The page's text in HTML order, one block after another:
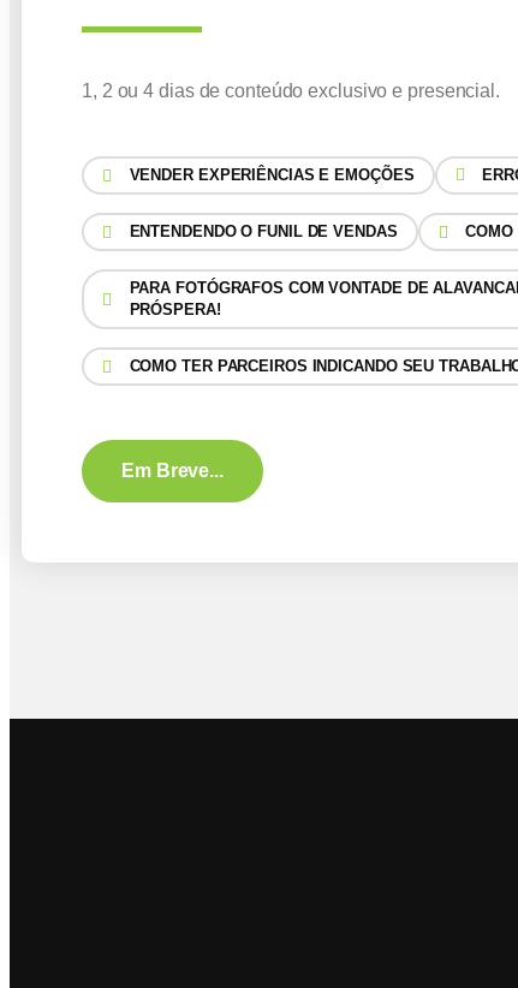
1, 2 ou 4 dias de conteúdo exclusivo e presencial.
VENDER EXPERIÊNCIAS E EMOÇÕES
ENTENDENDO O FUNIL DE VENDAS COMO
PARA FOTÓGRAFOS COM VONTADE DE
PRÓSPERA!
COMO TER PARCEIROS INDICANDO SEU
Em Breve...